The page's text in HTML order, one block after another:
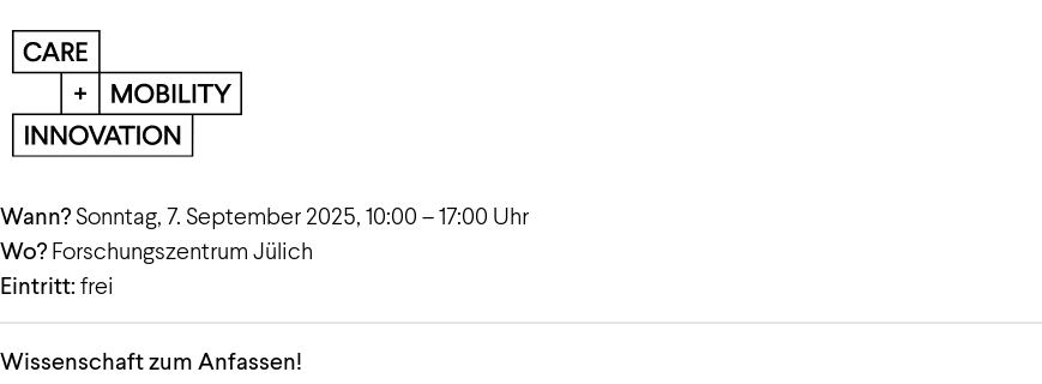
This event has already taken place. Attendance is no longer possible.
Wann? Sonntag, 7. September 2025, 10:00 – 17:00 Uhr
Wo? Forschungszentrum Jülich
Eintritt:frei
Wissenschaft zum Anfassen!